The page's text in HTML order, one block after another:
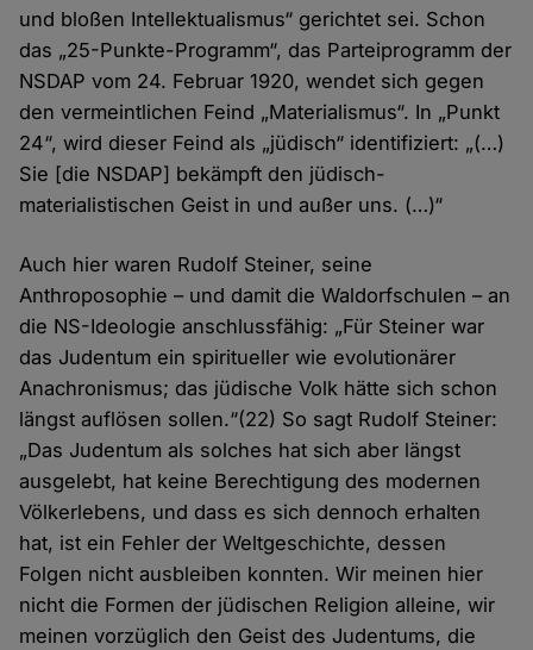
und bloßen Intellektualismus“ gerichtet sei. Schon
das „25-Punkte-Programm“, das Parteiprogramm der
NSDAP vom 24. Februar 1920, wendet sich gegen
den vermeintlichen Feind „Materialismus“. In „Punkt
24“, wird dieser Feind als „jüdisch“ identifiziert: „(…)
Sie [die NSDAP] bekämpft den jüdisch-
materialistischen Geist in und außer uns. (…)“
Auch hier waren Rudolf Steiner, seine
Anthroposophie – und damit die Waldorfschulen – an
die NS-Ideologie anschlussfähig: „Für Steiner war
das Judentum ein spiritueller wie evolutionärer
Anachronismus; das jüdische Volk hätte sich schon
längst auflösen sollen.“(22) So sagt Rudolf Steiner:
„Das Judentum als solches hat sich aber längst
ausgelebt, hat keine Berechtigung des modernen
Völkerlebens, und dass es sich dennoch erhalten
hat, ist ein Fehler der Weltgeschichte, dessen
Folgen nicht ausbleiben konnten. Wir meinen hier
nicht die Formen der jüdischen Religion alleine, wir
meinen vorzüglich den Geist des Judentums, die